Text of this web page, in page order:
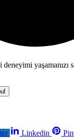
yaşamanızı
Linkedin